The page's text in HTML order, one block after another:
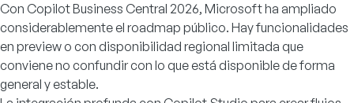
Con Copilot Business Central 2026, Microsoft ha ampliado
considerablemente el roadmap público. Hay funcionalidades
en preview o con disponibilidad regional limitada que
conviene no confundir con lo que está disponible de forma
general y estable.